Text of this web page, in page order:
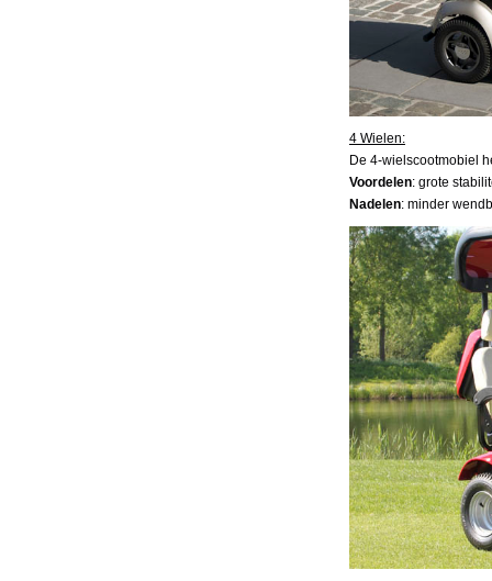
4 Wielen:
De 4-wielscootmobiel
Voordelen: grote
Nadelen: minder